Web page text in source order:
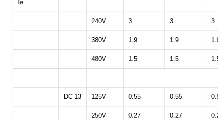
Ie
240V 3 3 3
380V 1.9 1.9
480V 1.5 1.5
DC 13 125V 0.55 0.55
250V 0.27 0.27